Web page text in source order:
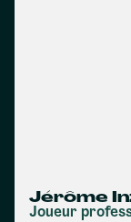
Jérôme
Joueur